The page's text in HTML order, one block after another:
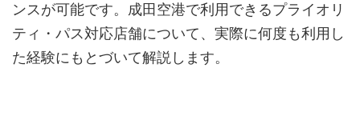
ンスが可能です。成田空港で利用できるプライオリ
ティ・パス対応店舗について、実際に何度も利用し
た経験にもとづいて解説します。